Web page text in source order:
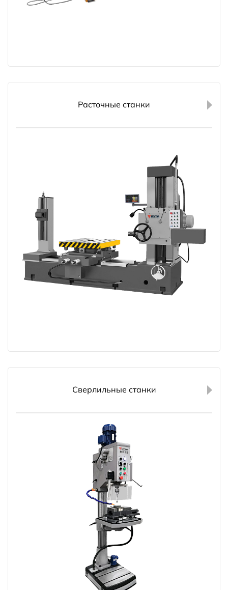
Расточные станки
Сверлильные станки